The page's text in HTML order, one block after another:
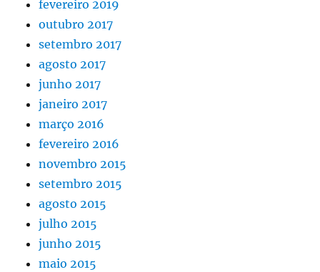
fevereiro 2019
outubro 2017
setembro 2017
agosto 2017
junho 2017
janeiro 2017
março 2016
fevereiro 2016
novembro 2015
setembro 2015
agosto 2015
julho 2015
junho 2015
maio 2015